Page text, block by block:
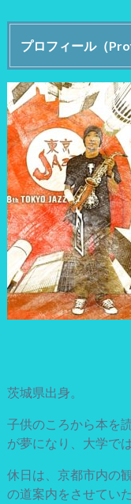
プロフィール（
茨城県出身。
子供のころから本を
が夢になり、大学で
休日は、京都市内の
の道案内をさせてい